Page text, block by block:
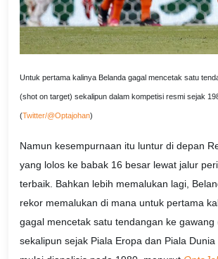
Untuk pertama kalinya Belanda gagal mencetak satu
(shot on target) sekalipun dalam kompetisi resmi sejak
(Twitter/@Optajohan)
Namun kesempurnaan itu luntur di depan
yang lolos ke babak 16 besar lewat jalur
terbaik. Bahkan lebih memalukan lagi,
rekor memalukan di mana untuk pertama
gagal mencetak satu tendangan ke gawang
sekalipun sejak Piala Eropa dan Piala